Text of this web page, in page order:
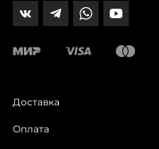
Доставка
Оплата